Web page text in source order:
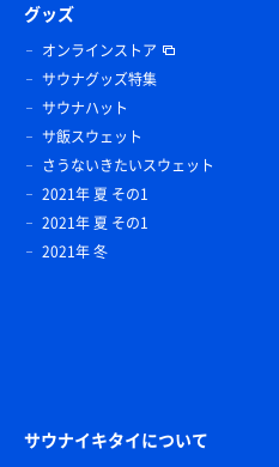
グッズ
オンラインストア
サウナグッズ特集
サウナハット
サ飯スウェット
さうないきたいスウェット
2021年 夏 その1
2021年 夏 その1
2021年 冬
サウナイキタイについて